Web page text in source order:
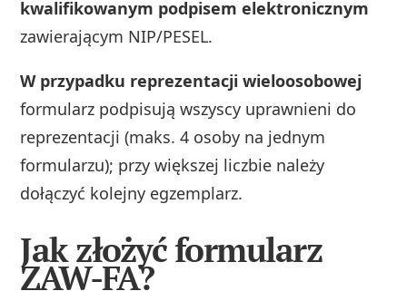
kwalifikowanym podpisem elektronicznym
zawierającym NIP/PESEL.
W przypadku reprezentacji wieloosobowej
formularz podpisują wszyscy uprawnieni do
reprezentacji (maks. 4 osoby na jednym
formularzu); przy większej liczbie należy
dołączyć kolejny egzemplarz.
Jak złożyć formularz
ZAW-FA?